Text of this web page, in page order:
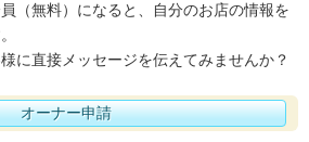
（無料）になると、自分のお店の情報を
に直接メッセージを伝えてみませんか？
オーナー申請